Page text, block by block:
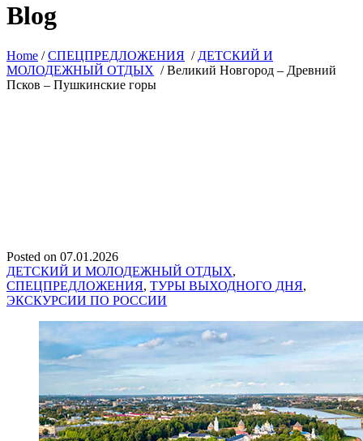
Blog
Home /СПЕЦПРЕДЛОЖЕНИЯ / ДЕТСКИЙ И
МОЛОДЕЖНЫЙ ОТДЫХ /Великий Новгород – Древний
Псков – Пушкинские горы
Posted on 07.01.2026
ДЕТСКИЙ И МОЛОДЕЖНЫЙ ОТДЫХ,
СПЕЦПРЕДЛОЖЕНИЯ, ТУРЫ ВЫХОДНОГО ДНЯ,
ЭКСКУРСИИ ПО РОССИИ